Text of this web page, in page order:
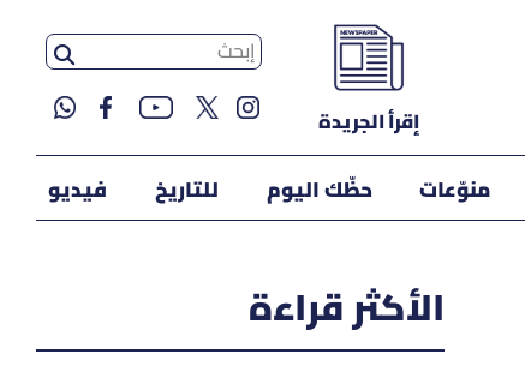
إقرأ الجريدة
منوّعات حظّك اليوم للتاريخ فيديو
الأكثر قراءة